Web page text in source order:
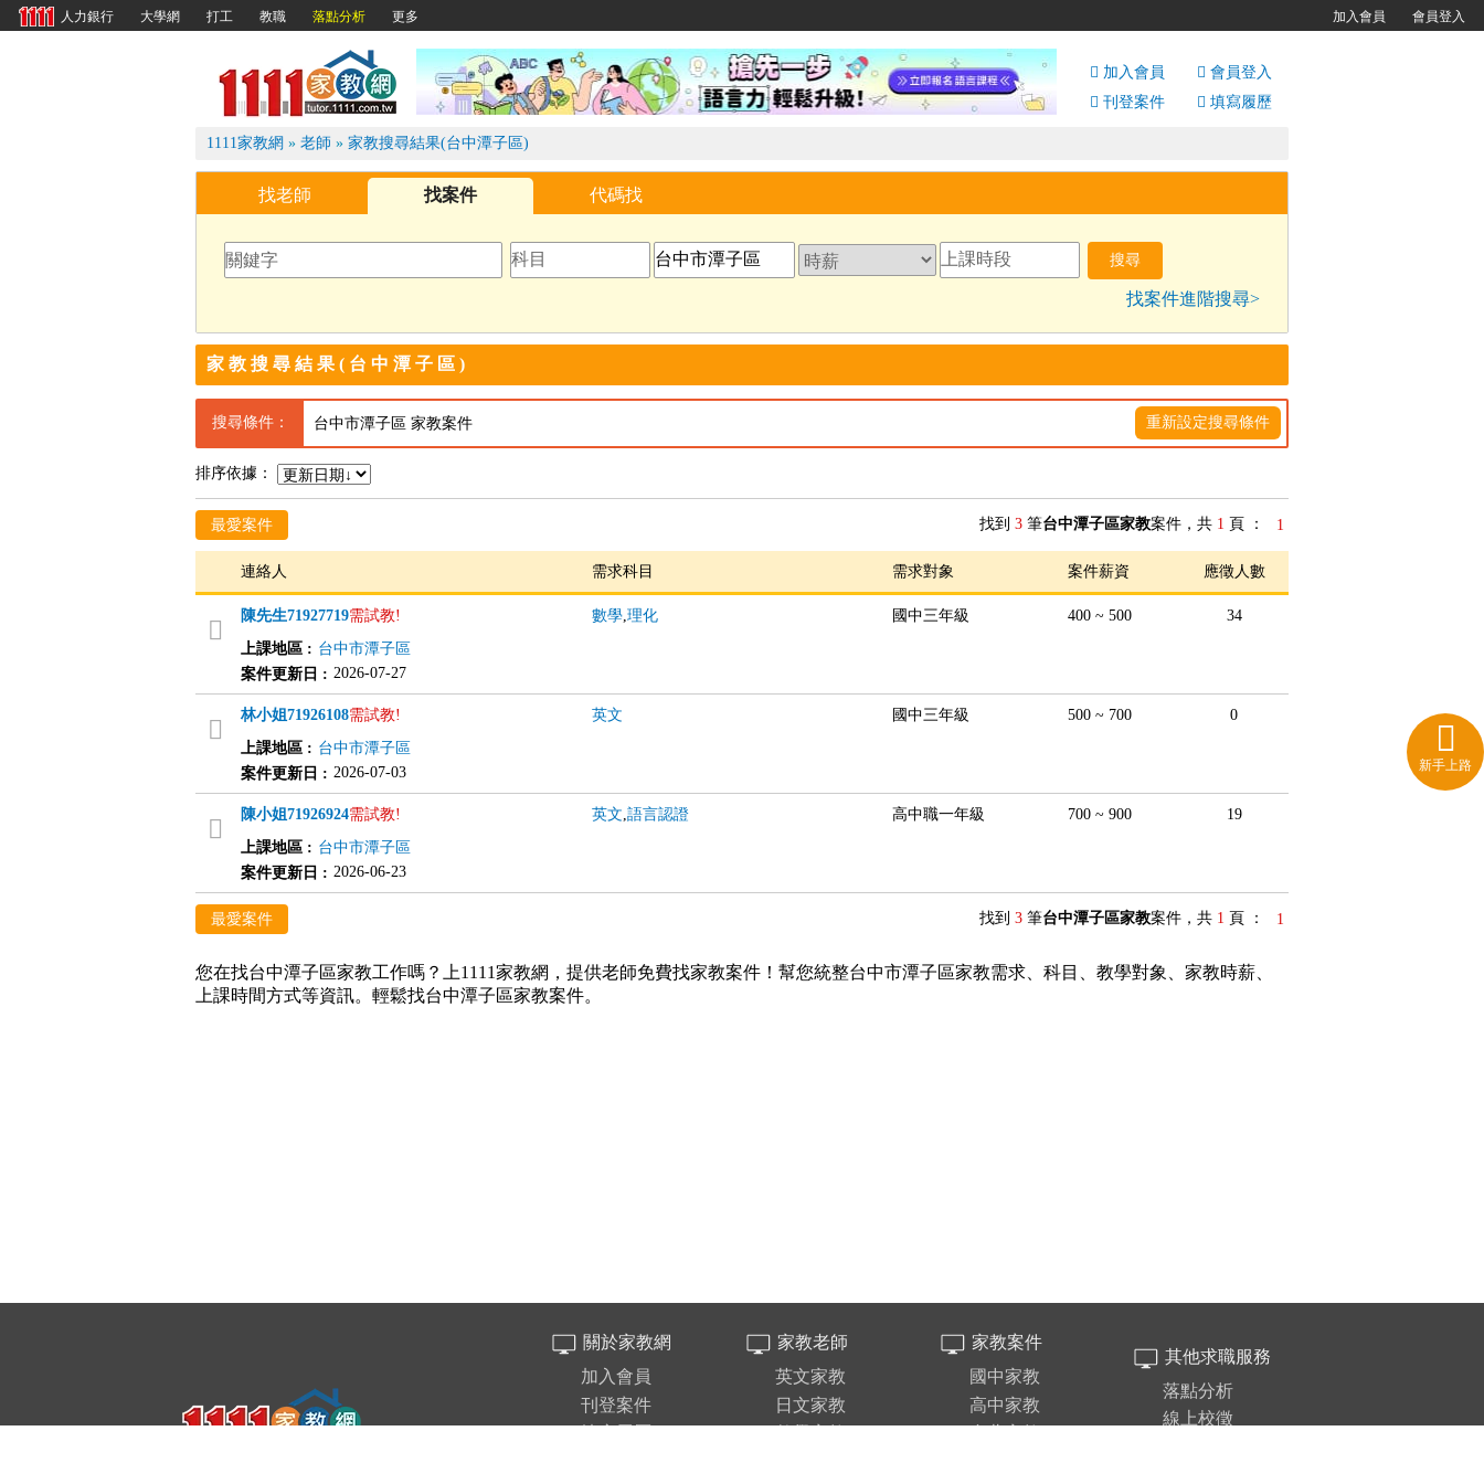
1111家教網
加入會員 會員登入
新手上路
刊登案件 填寫履歷
1111家教網 » 老師 » 家教搜尋結果(台中潭子區)
找老師 找案件 代碼找
找案件進階搜尋>
家教搜尋結果(台中潭子區)
搜尋條件： 台中市潭子區 家教案件 重新設定搜尋條件
排序依據：
最愛案件 找到 3 筆台中潭子區家教案件，共 1 頁 ： 1
連絡人 需求科目 需求對象 案件薪資 應徵人數
陳先生71927719需試教! 數學,理化 國中三年級 400 ~ 500
34
上課地區: 台中市潭子區
案件更新日 : 2026-07-27
林小姐71926108需試教! 英文 國中三年級 500 ~ 700
0
上課地區: 台中市潭子區
案件更新日 : 2026-07-03
陳小姐71926924需試教! 英文,語言認證 高中職一年級 700 ~ 900
19
上課地區: 台中市潭子區
案件更新日 : 2026-06-23
最愛案件 找到 3 筆台中潭子區家教案件，共 1 頁 ： 1
您在找台中潭子區家教工作嗎？上1111家教網，提供老師免費找家教案件！幫您統整台中市潭子區家教需求、科目、教學對象、家教時薪、
上課時間方式等資訊。輕鬆找台中潭子區家教案件。
關於家教網
加入會員
刊登案件
家教老師
英文家教
日文家教
家教案件
國中家教
高中家教
其他求職服務
落點分析
線上校徵
人力銀行 大學網 打工 教職 落點分析 更多 加入會員 會員登入